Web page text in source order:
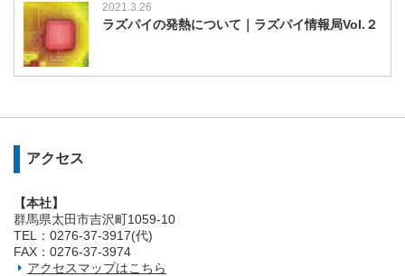
2021.3.26
ラズパイの発熱について｜ラズパイ情報局Vol.２
アクセス
【本社】
群馬県太田市吉沢町1059-10
TEL：0276-37-3917(代)
FAX：0276-37-3974
アクセスマップはこちら